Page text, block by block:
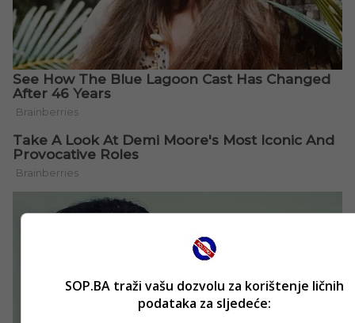
SOP.BA traži vašu dozvolu za korištenje ličnih
podataka za sljedeće: